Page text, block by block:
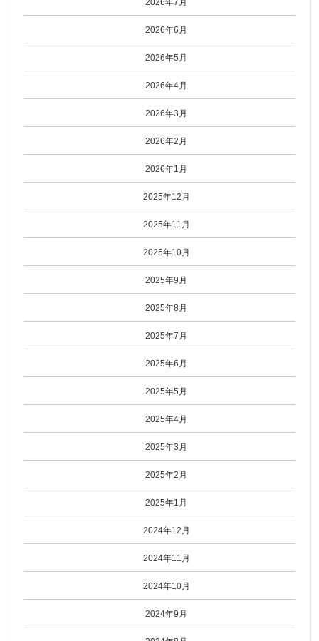
2026年6月
2026年5月
2026年4月
2026年3月
2026年2月
2026年1月
2025年12月
2025年11月
2025年10月
2025年9月
2025年8月
2025年7月
2025年6月
2025年5月
2025年4月
2025年3月
2025年2月
2025年1月
2024年12月
2024年11月
2024年10月
2024年9月